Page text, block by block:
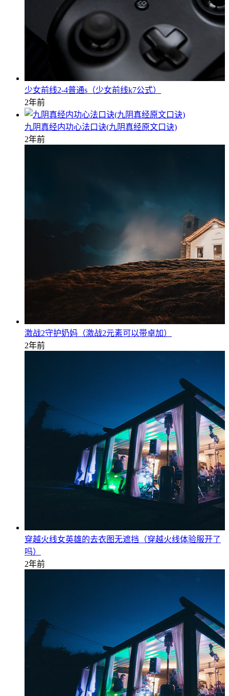
少女前线2-4普通s（少女前线k7公式）
2年前
九阴真经内功心法口诀(九阴真经原文口诀)
2年前
激战2守护奶妈（激战2元素可以带卓加）
2年前
穿越火线女英雄的去衣图无遮挡（穿越火线体验服开了
吗）
2年前